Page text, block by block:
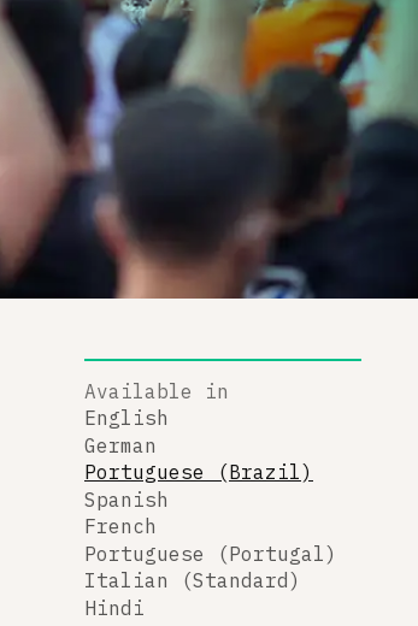
Available in
English
German
Portuguese (Brazil)
Spanish
French
Portuguese (Portugal)
Italian (Standard)
Hindi